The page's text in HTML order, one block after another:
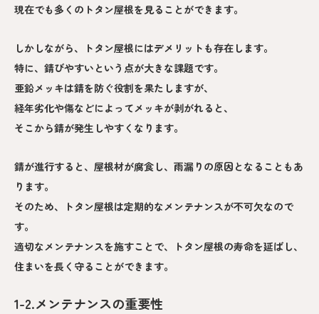
現在でも多くのトタン屋根を見ることができます。
しかしながら、トタン屋根にはデメリットも存在します。
特に、錆びやすいという点が大きな課題です。
亜鉛メッキは錆を防ぐ役割を果たしますが、
経年劣化や傷などによってメッキが剥がれると、
そこから錆が発生しやすくなります。
錆が進行すると、屋根材が腐食し、雨漏りの原因となることもあ
ります。
そのため、トタン屋根は定期的なメンテナンスが不可欠なので
す。
適切なメンテナンスを施すことで、トタン屋根の寿命を延ばし、
住まいを長く守ることができます。
1-2.メンテナンスの重要性